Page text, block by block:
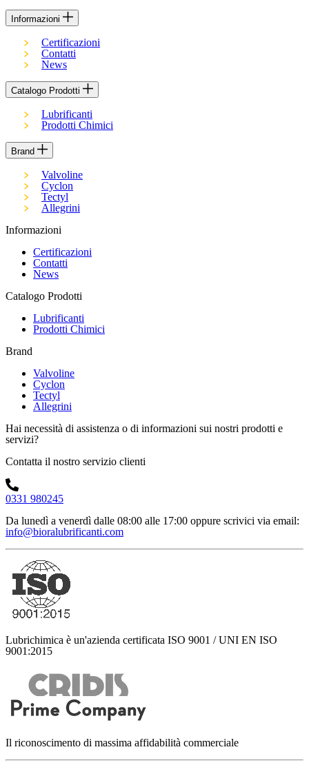
Informazioni
Certificazioni
Contatti
News
Catalogo Prodotti
Lubrificanti
Prodotti Chimici
Brand
Valvoline
Cyclon
Tectyl
Allegrini
Informazioni
Certificazioni
Contatti
News
Catalogo Prodotti
Lubrificanti
Prodotti Chimici
Brand
Valvoline
Cyclon
Tectyl
Allegrini
Hai necessità di assistenza o di informazioni sui nostri prodotti e
servizi?
Contatta il nostro servizio clienti
0331 980245
Da lunedì a venerdì dalle 08:00 alle 17:00 oppure scrivici via email:
info@bioralubrificanti.com
Lubrichimica è un'azienda certificata ISO 9001 / UNI EN ISO
9001:2015
Il riconoscimento di massima affidabilità commerciale